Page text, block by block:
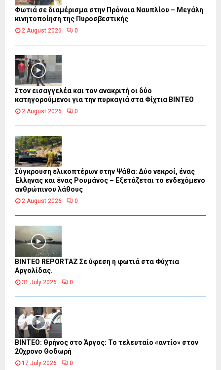
Φωτιά σε διαμέρισμα στην Πρόνοια Ναυπλίου – Μεγάλη
κινητοποίηση της Πυροσβεστικής
2 August 2026 0
Στον εισαγγελέα και τον ανακριτή οι δύο
κατηγορούμενοι για την πυρκαγιά στα Φίχτια ΒΙΝΤΕΟ
2 August 2026 0
Σύγκρουση ελικοπτέρων στην Ψάθα: Δύο νεκροί, ένας
Έλληνας και ένας Ρουμάνος – Εξετάζεται το ενδεχόμενο
ανθρώπινου λάθους
2 August 2026 0
BINTEO REPORTAZ Σε ύφεση η φωτιά στα Φύχτια
Αργολίδας.
31 July 2026 0
ΒΙΝΤΕΟ: Θρήνος στο Άργος: Το τελευταίο «αντίο» στον
20χρονο Θοδωρή
17 July 2026 0